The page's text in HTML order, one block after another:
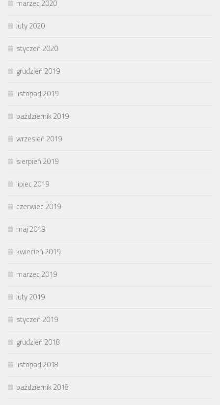
marzec 2020
luty 2020
styczeń 2020
grudzień 2019
listopad 2019
październik 2019
wrzesień 2019
sierpień 2019
lipiec 2019
czerwiec 2019
maj 2019
kwiecień 2019
marzec 2019
luty 2019
styczeń 2019
grudzień 2018
listopad 2018
październik 2018